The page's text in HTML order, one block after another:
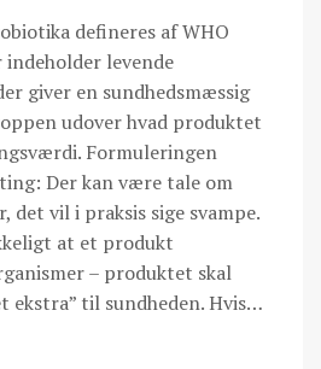
defineres af WHO
levende
giver en sundhedsmæssig
udover hvad produktet
Formuleringen
Der kan være tale om
det vil i praksis sige svampe.
at et produkt
– produktet skal
ekstra” til sundheden. Hvis…